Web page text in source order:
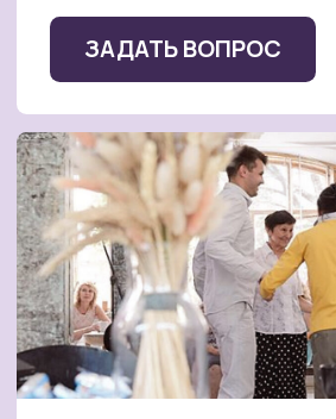
Бесплатный онлайн-курс, семинары и тренинги
для ухаживающих — получи практические навыки
и доступ к материалам для самостоятельного
изучения
НАУЧИТЕСЬ НАВЫКАМ
УХОДА